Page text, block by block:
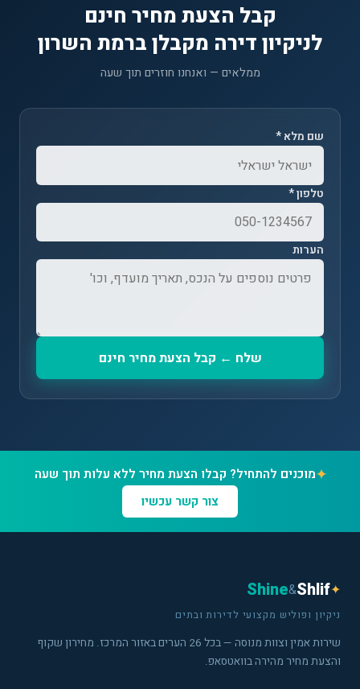
קבל הצעת מחיר חינם
לניקיון דירה מקבלן ברמת השרון
ממלאים — ואנחנו חוזרים תוך שעה
שם מלא *
טלפון *
הערות
שלח ← קבל הצעת מחיר חינם
✦מוכנים להתחיל? קבלו הצעת מחיר ללא עלות תוך שעה
צור קשר עכשיו
✦
Shlif
&
Shine
ניקיון ופוליש מקצועי לדירות ובתים
שירות אמין וצוות מנוסה — בכל 26 הערים באזור המרכז. מחירון שקוף
והצעת מחיר מהירה בוואטסאפ.